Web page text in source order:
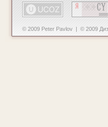
© 2009 Peter Pavlov | © 2009